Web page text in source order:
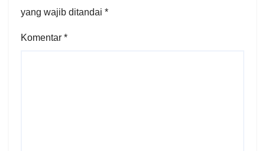
yang wajib ditandai *
Komentar *